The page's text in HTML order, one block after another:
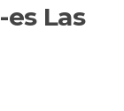
Las